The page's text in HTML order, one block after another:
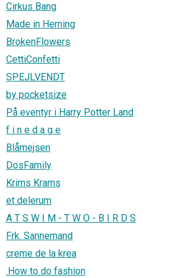
Cirkus Bang
Made in Herning
BrokenFlowers
CettiConfetti
SPEJLVENDT
by pocketsize
På eventyr i Harry Potter Land
f i n e d a g e
Blåmejsen
DosFamily
Krims Krams
et delerum
A T S W I M - T W O - B I R D S
Frk. Sannemand
creme de la krea
.How to do fashion